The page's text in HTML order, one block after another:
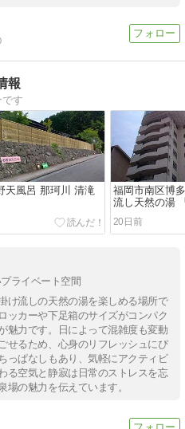
報
す
天風呂 那珂川 清滝
福岡市南区博
流し天然の湯
20日前
ライベート空間
け流しの天然の湯を楽しめる場所で
ッカーや下足箱のサイズがコンパク
魅力です。日によって混雑度も変動
せるため、心身のリフレッシュにぴ
っぱなしもあり、気軽にアクティビ
る空気と静寂は日常のストレスを忘
場の魅力を伝えています。